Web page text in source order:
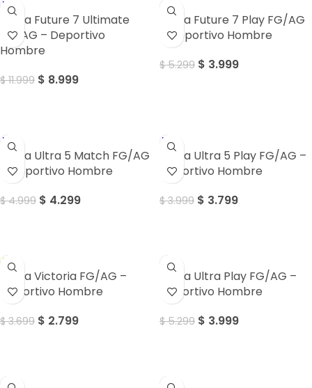
Puma Future 7 Ultimate
FG/AG – Deportivo
Hombre
$11.999 $ 8.999
Puma Future 7 Play FG/AG
– Deportivo Hombre
$5.299 $ 3.999
Puma Ultra 5 Match FG/AG
– Deportivo Hombre
$4.999 $ 4.299
Puma Ultra 5 Play FG/AG –
Deportivo Hombre
$3.999 $ 3.799
Puma Victoria FG/AG –
Deportivo Hombre
$3.699 $ 2.799
Puma Ultra Play FG/AG –
Deportivo Hombre
$5.299 $ 3.999